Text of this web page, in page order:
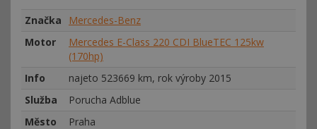
Značka
Mercedes-Benz
Motor
Mercedes E-Class 220 CDI BlueTEC 125kw
(170hp)
Info
najeto 523669 km, rok výroby 2015
Služba
Porucha Adblue
Město
Praha